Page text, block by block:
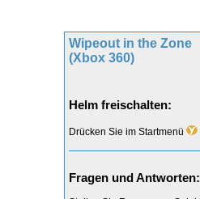
Wipeout in the Zone
(Xbox 360)
Helm freischalten:
Drücken Sie im Startmenü
Fragen und Antworten: